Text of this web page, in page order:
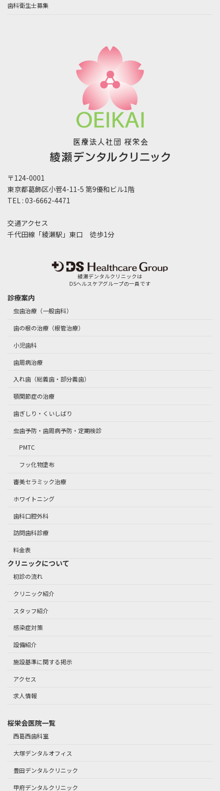
歯科衛生士募集
〒124-0001
東京都葛飾区小菅4-11-5 第9優和ビル1階
TEL : 03-6662-4471
交通アクセス
千代田線「綾瀬駅」東口 徒歩1分
綾瀬デンタルクリニックは
DSヘルスケアグループの一員です
診療案内
虫歯治療（一般歯科）
歯の根の治療（根管治療）
小児歯科
歯周病治療
入れ歯（総義歯・部分義歯）
顎関節症の治療
歯ぎしり・くいしばり
虫歯予防・歯周病予防・定期検診
PMTC
フッ化物塗布
審美セラミック治療
ホワイトニング
歯科口腔外科
訪問歯科診療
料金表
クリニックについて
初診の流れ
クリニック紹介
スタッフ紹介
感染症対策
設備紹介
施設基準に関する掲示
アクセス
求人情報
桜栄会医院一覧
西葛西歯科室
大塚デンタルオフィス
豊田デンタルクリニック
甲府デンタルクリニック